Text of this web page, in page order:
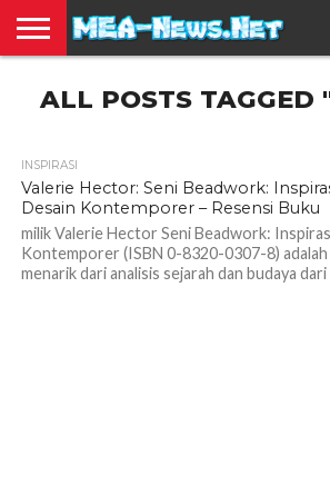
TERBARU
EDUKASI
HIBURAN
INSPIRASI
KESEHATAN
KULINER
OLAH
RAGA
OTOMOTIF
TRAVEL
JUAL
BELI
ALL POSTS TAGGED
INSPIRASI
Valerie Hector: Seni Beadwork:
Desain Kontemporer – Resensi Buku
milik Valerie Hector Seni Beadwork:
Kontemporer (ISBN 0-8320-0307-8) adalah
menarik dari analisis sejarah dan budaya dari